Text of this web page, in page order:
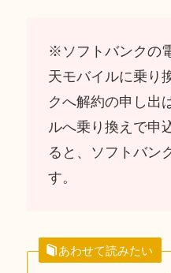
※ソフトバンクの
天モバイルに乗り
クへ解約の申し出
ルへ乗り換えで申
ると、ソフトバン
す。
あわせて読みたい